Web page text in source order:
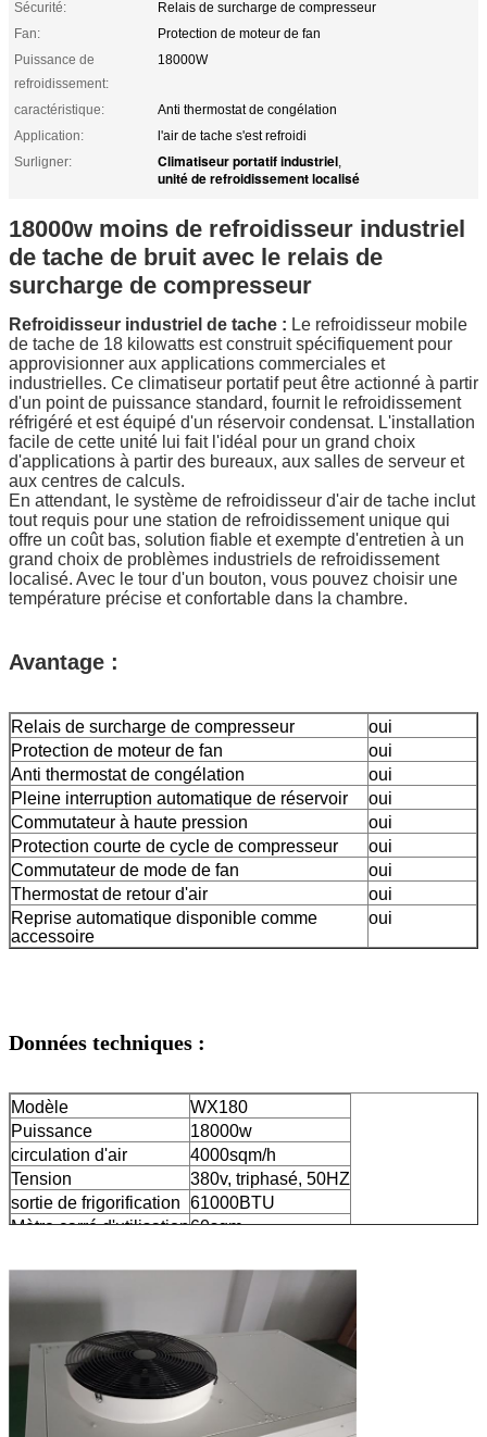
Sécurité:
Relais de surcharge de compresseur
Fan:
Protection de moteur de fan
Puissance de
refroidissement:
18000W
caractéristique:
Anti thermostat de congélation
Application:
l'air de tache s'est refroidi
Surligner:
Climatiseur portatif industriel,
unité de refroidissement localisé
18000w moins de refroidisseur industriel
de tache de bruit avec le relais de
surcharge de compresseur
Refroidisseur industriel de tache : Le refroidisseur mobile
de tache de 18 kilowatts est construit spécifiquement pour
approvisionner aux applications commerciales et
industrielles. Ce climatiseur portatif peut être actionné à partir
d'un point de puissance standard, fournit le refroidissement
réfrigéré et est équipé d'un réservoir condensat. L'installation
facile de cette unité lui fait l'idéal pour un grand choix
d'applications à partir des bureaux, aux salles de serveur et
aux centres de calculs.
En attendant, le système de refroidisseur d'air de tache inclut
tout requis pour une station de refroidissement unique qui
offre un coût bas, solution fiable et exempte d'entretien à un
grand choix de problèmes industriels de refroidissement
localisé. Avec le tour d'un bouton, vous pouvez choisir une
température précise et confortable dans la chambre.
Avantage :
Relais de surcharge de compresseur
oui
Protection de moteur de fan
oui
Anti thermostat de congélation
oui
Pleine interruption automatique de réservoir
oui
Commutateur à haute pression
oui
Protection courte de cycle de compresseur
oui
Commutateur de mode de fan
oui
Thermostat de retour d'air
oui
Reprise automatique disponible comme
accessoire
oui
Données techniques :
Modèle
WX180
Puissance
18000w
circulation d'air
4000sqm/h
Tension
380v, triphasé, 50HZ
sortie de frigorification 61000BTU
Mètre carré d'utilisation60sqm
pompe condensat
14L
courant maximum